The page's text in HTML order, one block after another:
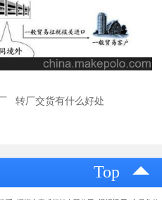
转厂交货有什么好处
Top